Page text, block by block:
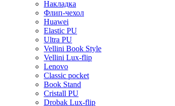
Накладка
Флип-чехол
Huawei
Elastic PU
Ultra PU
Vellini Book Style
Vellini Lux-flip
Lenovo
Classic pocket
Book Stand
Cristall PU
Drobak Lux-flip